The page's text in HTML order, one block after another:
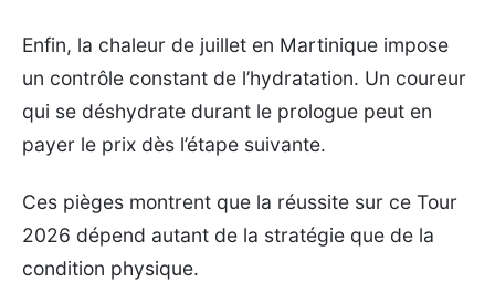
Enfin, la chaleur de juillet en Martinique impose
un contrôle constant de l’hydratation. Un coureur
qui se déshydrate durant le prologue peut en
payer le prix dès l’étape suivante.
Ces pièges montrent que la réussite sur ce Tour
2026 dépend autant de la stratégie que de la
condition physique.